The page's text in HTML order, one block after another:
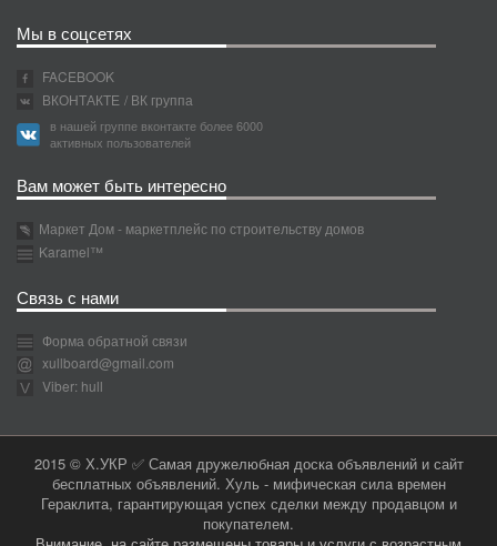
Мы в соцсетях
FACEBOOK
ВКОНТАКТЕ / ВК группа
в нашей группе вконтакте более 6000
активных пользователей
Вам может быть интересно
Маркет Дом - маркетплейс по строительству домов
Karamel™
Связь с нами
Форма обратной связи
xullboard@gmail.com
Viber: hull
2015 © Х.УКР ✅ Самая дружелюбная доска объявлений и сайт
бесплатных объявлений. Хуль - мифическая сила времен
Гераклита, гарантирующая успех сделки между продавцом и
покупателем.